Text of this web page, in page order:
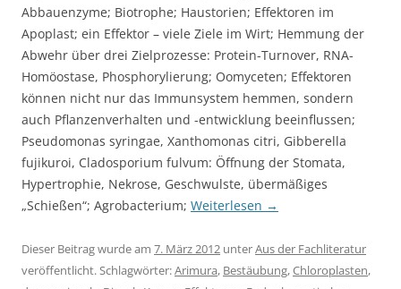
Abbauenzyme; Biotrophe; Haustorien; Effektoren im
Apoplast; ein Effektor – viele Ziele im Wirt; Hemmung der
Abwehr über drei Zielprozesse: Protein-Turnover, RNA-
Homöostase, Phosphorylierung; Oomyceten; Effektoren
können nicht nur das Immunsystem hemmen, sondern
auch Pflanzenverhalten und -entwicklung beeinflussen;
Pseudomonas syringae, Xanthomonas citri, Gibberella
fujikuroi, Cladosporium fulvum: Öffnung der Stomata,
Hypertrophie, Nekrose, Geschwulste, übermäßiges
„Schießen“; Agrobacterium; Weiterlesen →
Dieser Beitrag wurde am 7. März 2012 unterAus der Fachliteratur
veröffentlicht. Schlagwörter:Arimura, Bestäubung,Chloroplasten,